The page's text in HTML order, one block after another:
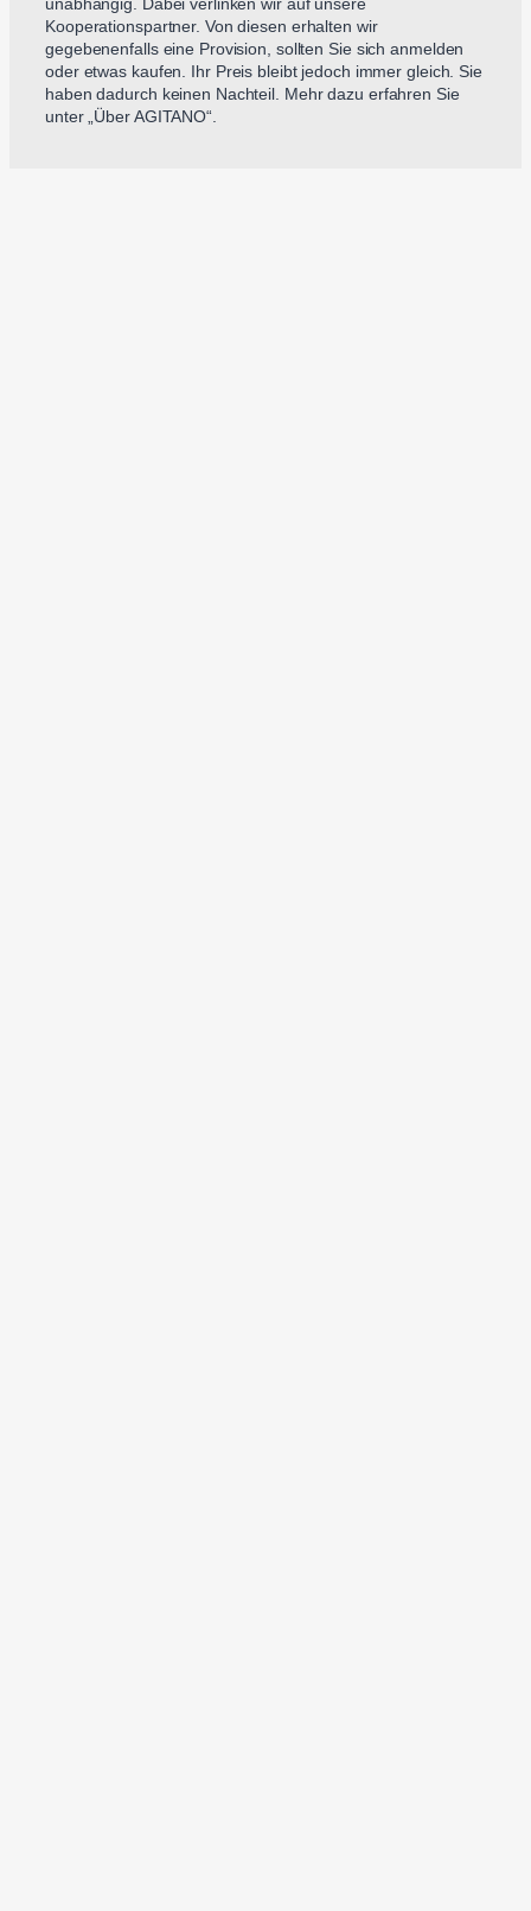
unabhängig. Dabei verlinken wir auf unsere
Kooperationspartner. Von diesen erhalten wir
gegebenenfalls eine Provision, sollten Sie sich anmelden
oder etwas kaufen. Ihr Preis bleibt jedoch immer gleich. Sie
haben dadurch keinen Nachteil. Mehr dazu erfahren Sie
unter „Über AGITANO“.